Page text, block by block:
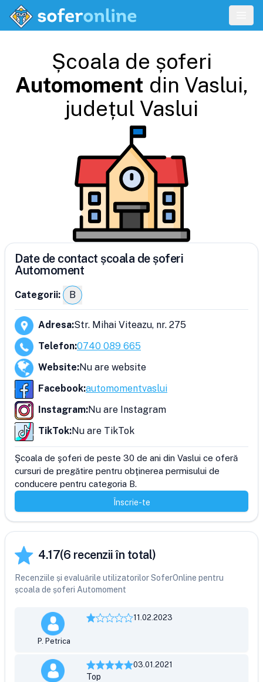
Școala de șoferi
Automoment din Vaslui,
județul Vaslui
Date de contact școala de șoferi
Automoment
Categorii: B
Adresa:Str. Mihai Viteazu, nr. 275
Telefon:0740 089 665
Website:Nu are website
Facebook:automomentvaslui
Instagram:Nu are Instagram
TikTok:Nu are TikTok
Şcoala de şoferi de peste 30 de ani din Vaslui ce oferă
cursuri de pregătire pentru obţinerea permisului de
conducere pentru categoria B.
Înscrie-te
4.17(6 recenzii în total)
Recenziile și evaluările utilizatorilor SoferOnline pentru
școala de șoferi Automoment
P. Petrica
11.02.2023
03.01.2021
Top